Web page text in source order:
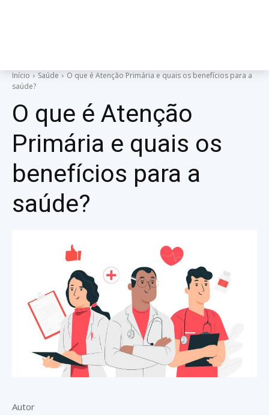
Início Saúde
O que é Atenção Primária e quais os benefícios para a
saúde?
O que é Atenção
Primária e quais os
benefícios para a
saúde?
Autor